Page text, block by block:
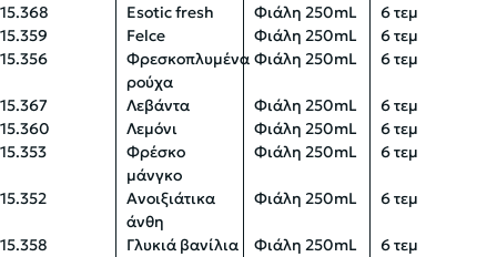
15.368
Esotic fresh Φιάλη 250mL
6 τεμ
15.359
Felce Φιάλη 250mL
6 τεμ
15.356
Φρεσκοπλυμένα
ρούχα
Φιάλη 250mL 6 τεμ
15.367 Λεβάντα Φιάλη 250mL
6 τεμ
15.360
Λεμόνι Φιάλη 250mL
6 τεμ
15.353
Φρέσκο
μάνγκο
Φιάλη 250mL 6 τεμ
15.352
Ανοιξιάτικα
άνθη
Φιάλη 250mL 6 τεμ
15.358 Γλυκιά βανίλια Φιάλη 250mL
6 τεμ